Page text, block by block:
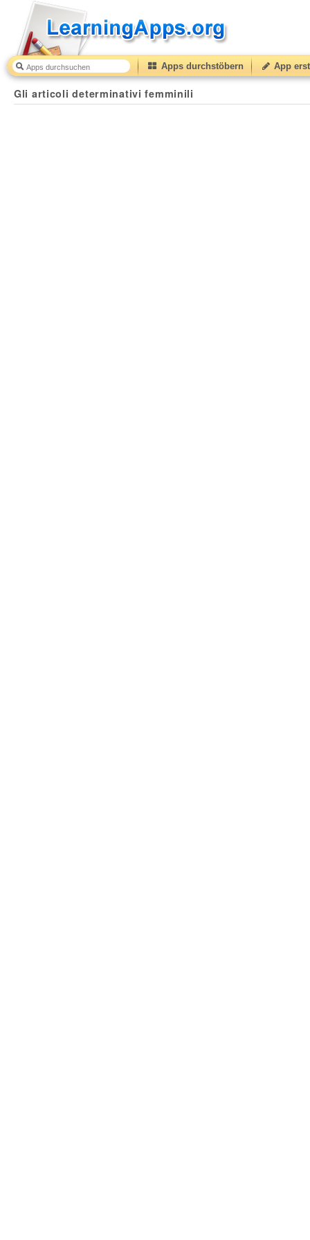
Apps durchstöbern App
Gli articoli determinativi femminili